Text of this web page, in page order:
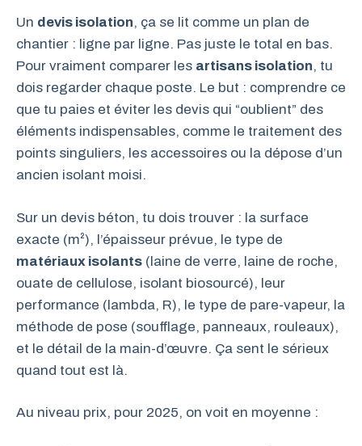
Un devis isolation, ça se lit comme un plan de
chantier : ligne par ligne. Pas juste le total en bas.
Pour vraiment comparer les artisans isolation, tu
dois regarder chaque poste. Le but : comprendre ce
que tu paies et éviter les devis qui “oublient” des
éléments indispensables, comme le traitement des
points singuliers, les accessoires ou la dépose d’un
ancien isolant moisi.
Sur un devis béton, tu dois trouver : la surface
exacte (m²), l’épaisseur prévue, le type de
matériaux isolants (laine de verre, laine de roche,
ouate de cellulose, isolant biosourcé), leur
performance (lambda, R), le type de pare-vapeur, la
méthode de pose (soufflage, panneaux, rouleaux),
et le détail de la main-d’œuvre. Ça sent le sérieux
quand tout est là.
Au niveau prix, pour 2025, on voit en moyenne :